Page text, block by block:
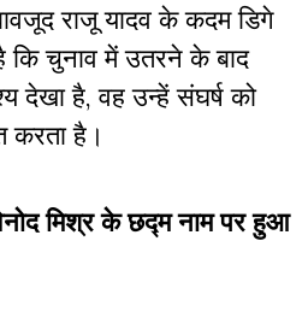
राजू यादव के कदम डिगे
कि चुनाव में उतरने के बाद
देखा है, वह उन्हें संघर्ष को
करता है।
मिश्र के छद्म नाम पर हुआ